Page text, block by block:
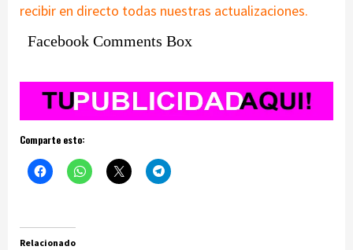
recibir en directo todas nuestras actualizaciones.
Facebook Comments Box
Comparte esto:
Relacionado